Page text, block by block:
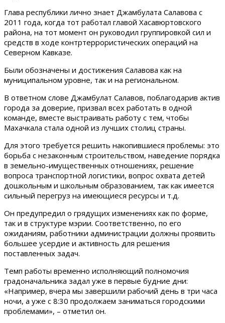
Глава республики лично знает Джамбулата Салавова с
2011 года, когда тот работал главой Хасавюртовского
района, на тот момент он руководил группировкой сил и
средств в ходе контртеррористических операций на
Северном Кавказе.
Были обозначены и достижения Салавова как на
муниципальном уровне, так и на региональном.
В ответном слове Джамбулат Салавов, поблагодарив актив
города за доверие, призвал всех работать в одной
команде, вместе выстраивать работу с тем, чтобы
Махачкала стала одной из лучших столиц страны.
Для этого требуется решить накопившиеся проблемы: это
борьба с незаконным строительством, наведение порядка
в земельно-имущественных отношениях, решение
вопроса транспортной логистики, вопрос охвата детей
дошкольным и школьным образованием, так как имеется
сильный перегруз на имеющиеся ресурсы и т.д.
Он предупредил о грядущих изменениях как по форме,
так и в структуре мэрии. Соответственно, по его
ожиданиям, работники администрации должны проявить
большее усердие и активность для решения
поставленных задач.
Темп работы временно исполняющий полномочия
градоначальника задал уже в первые будние дни:
«Например, вчера мы завершили рабочий день в три часа
ночи, а уже с 8:30 продолжаем заниматься городскими
проблемами», – отметил он.